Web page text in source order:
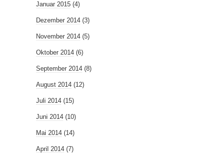
Januar 2015 (4)
Dezember 2014 (3)
November 2014 (5)
Oktober 2014 (6)
September 2014 (8)
August 2014 (12)
Juli 2014 (15)
Juni 2014 (10)
Mai 2014 (14)
April 2014 (7)